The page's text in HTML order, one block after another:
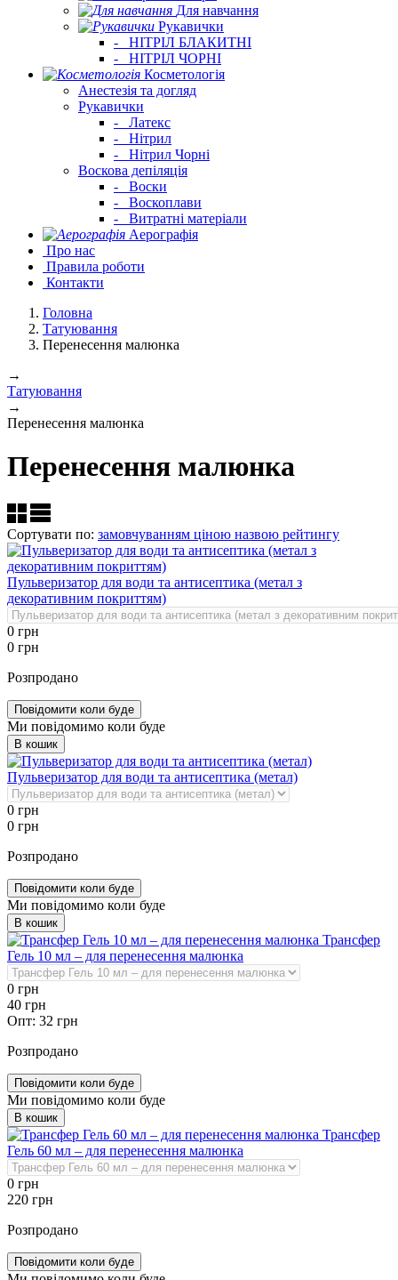
Для навчання
Рукавички
-
НІТРІЛ БЛАКИТНІ
-
НІТРІЛ ЧОРНІ
Косметологія
Анестезія та догляд
Рукавички
-
Латекс
-
Нітрил
-
Нітрил Чорні
Воскова депіляція
-
Воски
-
Воскоплави
-
Витратні матеріали
Аерографія
Про нас
Правила роботи
Контакти
Головна
Татуювання
Перенесення малюнка
→
Татуювання
→
Перенесення малюнка
Перенесення малюнка
Сортувати по: замовчуванням ціною назвою рейтингу
Пульверизатор для води та антисептика (метал з
декоративним покриттям)
0 грн
0 грн
Розпродано
Повідомити коли буде
Ми повідомимо коли буде
В кошик
Пульверизатор для води та антисептика (метал)
0 грн
0 грн
Розпродано
Повідомити коли буде
Ми повідомимо коли буде
В кошик
Трансфер
Гель 10 мл – для перенесення малюнка
0 грн
40 грн
Опт: 32 грн
Розпродано
Повідомити коли буде
Ми повідомимо коли буде
В кошик
Трансфер
Гель 60 мл – для перенесення малюнка
0 грн
220 грн
Розпродано
Повідомити коли буде